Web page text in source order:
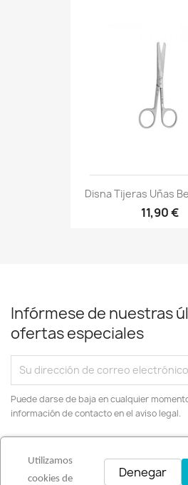
Disna Tijeras Uñas
11,90 €
Infórmese de nuestras
ofertas especiales
Puede darse de baja en cualquier
información de contacto en el aviso legal.
Utilizamos
cookies de
Denegar